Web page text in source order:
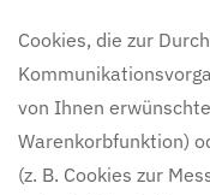
Cookies, die zur
von Ihnen
Warenkorbfunktion)
(z. B. Cookies zur